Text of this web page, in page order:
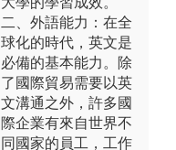
二、外語能力：在全
球化的時代，英文是
必備的基本能力。除
了國際貿易需要以英
文溝通之外，許多國
際企業有來自世界不
同國家的員工，工作